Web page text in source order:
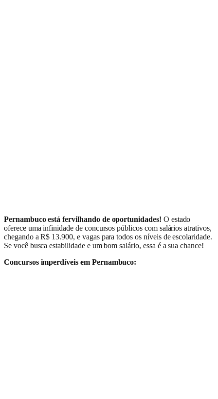
Pernambuco está fervilhando de oportunidades! O estado
oferece uma infinidade de concursos públicos com salários atrativos,
chegando a R$ 13.900, e vagas para todos os níveis de escolaridade.
Se você busca estabilidade e um bom salário, essa é a sua chance!
Concursos imperdíveis em Pernambuco: